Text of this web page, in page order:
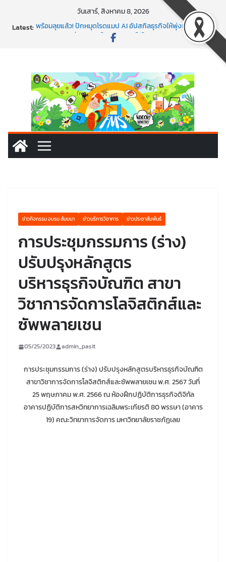
วันเสาร์, สิงหาคม 8, 2026
Latest:พร้อมลุยแล้ว! ปักหมุดโรดแมป AI อัปสกิลธุรกิจให้พุ่งทะยาน
พาธุรกิจท้องถิ่นสู่ตลาดโลก ด้วยเทคโนโลยี AI!
นอกจากเทคโนโลยีจะล้ำ หัวใจคนทำธุรกิจก็ต้องสตรอง!
ข่าวกิจกรรม อบรม สัมมนา ข่าวบริการวิชาการ ข่าวประชาสัมพันธ์
การประชุมกรรมการ (ร่าง)
ปรับปรุงหลักสูตร
บริหารธุรกิจบัณฑิต สาขา
วิชาการจัดการโลจิสติกส์และ
ซัพพลายเชน
05/25/2023 admin_pasit
การประชุมกรรมการ (ร่าง) ปรับปรุงหลักสูตรบริหารธุรกิจบัณฑิต
สาขาวิชาการจัดการโลจิสติกส์และซัพพลายเชน พ.ศ. 2567 วันที่
25 พฤษภาคม พ.ศ. 2566 ณ ห้องฝึกปฏิบัติการธุรกิจดิจิทัล
อาคารปฏิบัติการสหวิทยาการเฉลิมพระเกียรติ 80 พรรษา (อาคาร
19) คณะวิทยาการจัดการ มหาวิทยาลัยราชภัฏเลย